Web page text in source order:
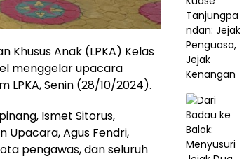
Khusus Anak (LPKA) Kelas
menggelar upacara
LPKA, Senin (28/10/2024).
Ismet Sitorus,
Upacara, Agus Fendri,
pengawas, dan seluruh